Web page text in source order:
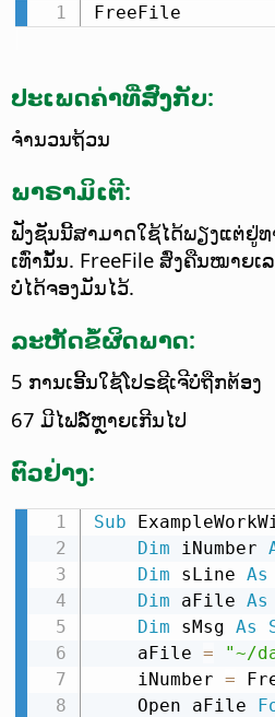
FreeFile
ປະເພດຄ່າທີ່ສົ່ງກັບ:
ຈຳນວນຖ້ວນ
ພາຣາມິເຕີ:
ຟັງຊັນນີ້ສາມາດໃຊ້ໄດ້ພຽງແຕ່ຢູ່
ເທົ່ານັ້ນ. FreeFile ສົ່ງຄືນໝາຍເ
ບໍ່ໄດ້ຈອງມັນໄວ້.
ລະຫັດຂໍ້ຜິດພາດ:
5 ການເອີ້ນໃຊ້ໂປຣຊີເຈີບໍ່ຖືກຕ້ອງ
67 ມີໄຟລ໌ຫຼາຍເກີນໄປ
ຕົວຢ່າງ:
Sub
Dim iNumber
Dim sLine As
Dim aFile As
Dim sMsg As
    aFile
=
"~/
    iNumber
=
    Open aFile